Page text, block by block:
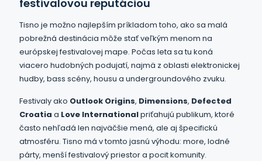
festivalovou reputáciou
Tisno je možno najlepším príkladom toho, ako sa malá
pobrežná destinácia môže stať veľkým menom na
európskej festivalovej mape. Počas leta sa tu koná
viacero hudobných podujatí, najmä z oblasti elektronickej
hudby, bass scény, housu a undergroundového zvuku.
Festivaly ako Outlook Origins, Dimensions, Defected
Croatia a Love Internationalpriťahujú publikum, ktoré
často nehľadá len najväčšie mená, ale aj špecifickú
atmosféru. Tisno má v tomto jasnú výhodu: more, lodné
párty, menší festivalový priestor a pocit komunity.